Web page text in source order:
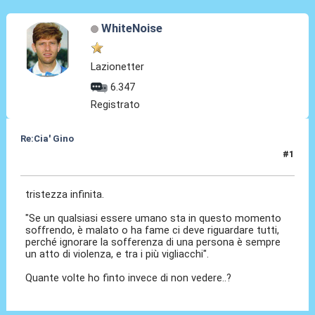
WhiteNoise
Lazionetter
6.347
Registrato
Re:Cia' Gino
#1
tristezza infinita.
"Se un qualsiasi essere umano sta in questo momento
soffrendo, è malato o ha fame ci deve riguardare tutti,
perché ignorare la sofferenza di una persona è sempre
un atto di violenza, e tra i più vigliacchi".
Quante volte ho finto invece di non vedere..?